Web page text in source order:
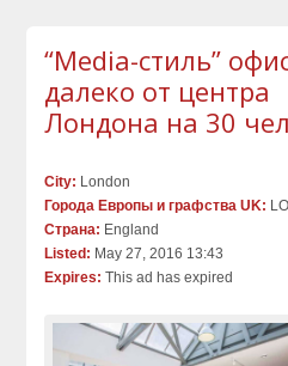
“Media-стиль”
далеко от центра
Лондона на 30
City: London
Города Европы и графства UK:
Страна: England
Listed: May 27, 2016 13:43
Expires: This ad has expired